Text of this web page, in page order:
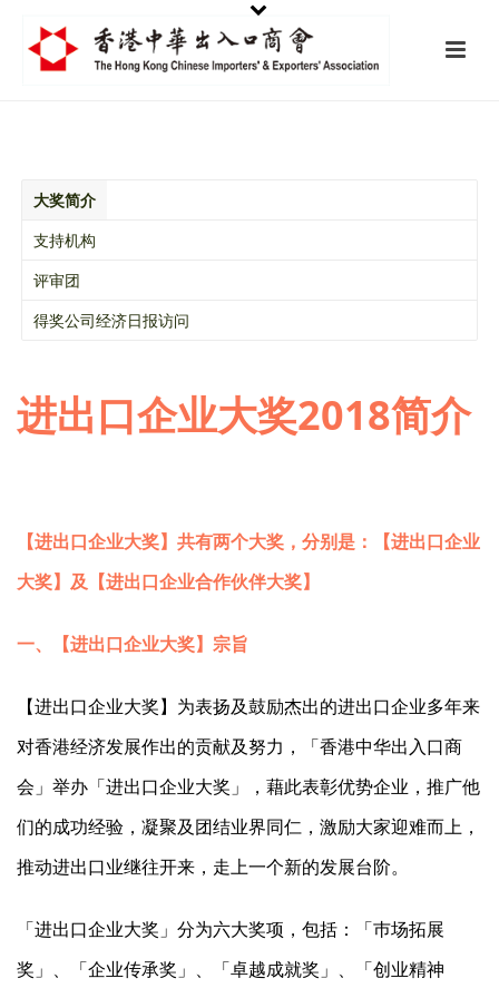
大奖简介
支持机构
评审团
得奖公司经济日报访问
进出口企业大奖2018简介
【进出口企业大奖】共有两个大奖，分别是：【进出口企业
大奖】及【进出口企业合作伙伴大奖】
一、【进出口企业大奖】宗旨
【进出口企业大奖】为表扬及鼓励杰出的进出口企业多年来
对香港经济发展作出的贡献及努力，「香港中华出入口商
会」举办「进出口企业大奖」，藉此表彰优势企业，推广他
们的成功经验，凝聚及团结业界同仁，激励大家迎难而上，
推动进出口业继往开来，走上一个新的发展台阶。
「进出口企业大奖」分为六大奖项，包括：「巿场拓展
奖」、「企业传承奖」、「卓越成就奖」、「创业精神